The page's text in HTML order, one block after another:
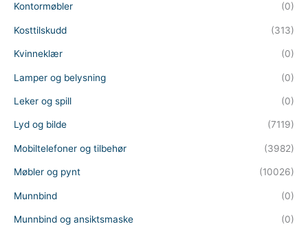
Kontormøbler (0)
Kosttilskudd (313)
Kvinneklær (0)
Lamper og belysning (0)
Leker og spill (0)
Lyd og bilde (7119)
Mobiltelefoner og tilbehør (3982)
Møbler og pynt (10026)
Munnbind (0)
Munnbind og ansiktsmaske (0)